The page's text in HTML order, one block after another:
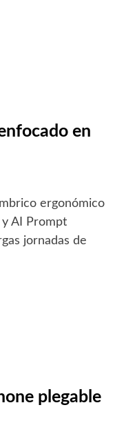
en
ergonómico
AI Prompt
jornadas de
plegable